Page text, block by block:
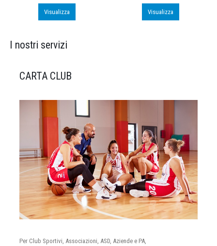
Visualizza Visualizza
I nostri servizi
CARTA CLUB
Per Club Sportivi, Associazioni, ASD, Aziende e PA,